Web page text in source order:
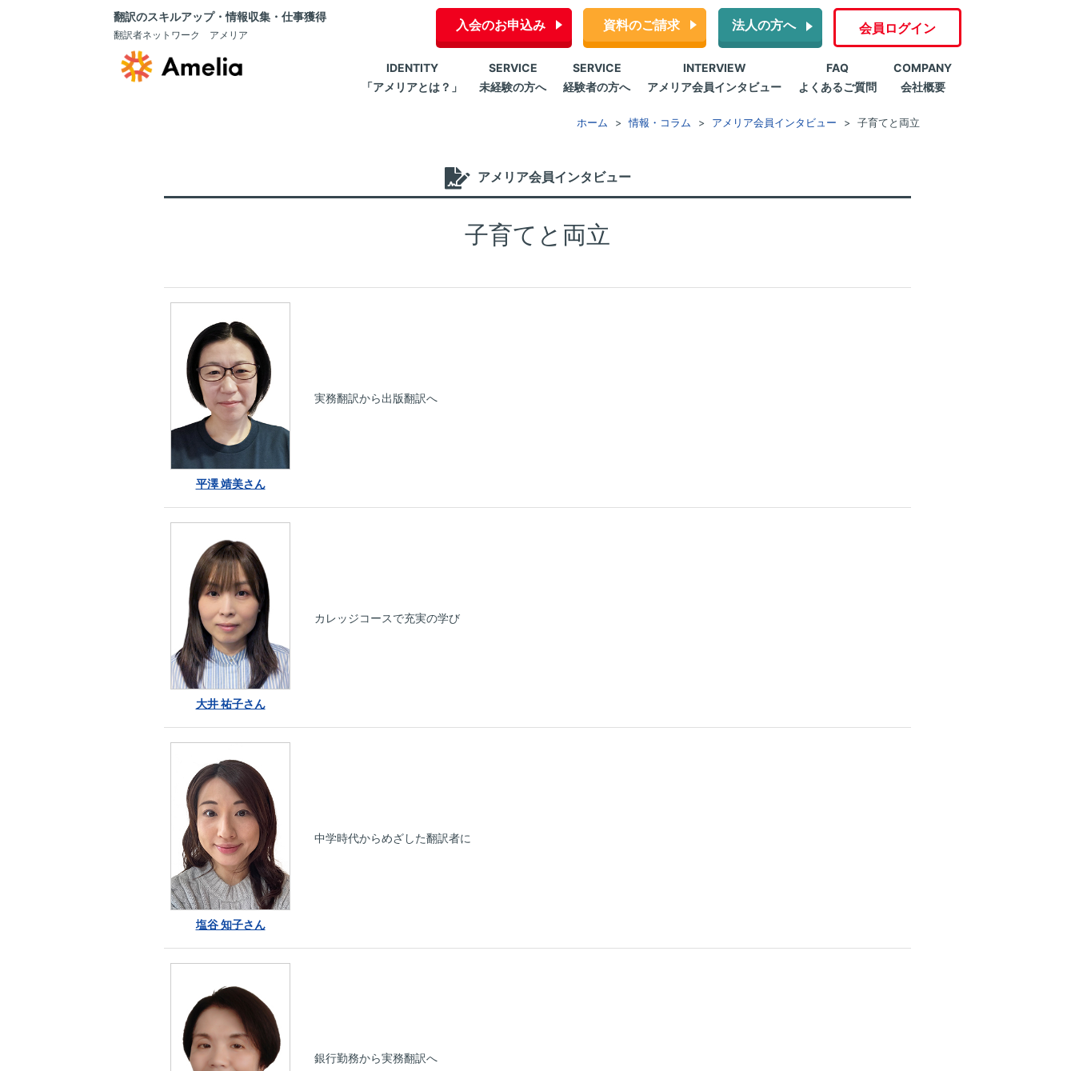
翻訳のスキルアップ・情報収集・仕事獲得
翻訳者ネットワーク アメリア
入会のお申込み 資料のご請求 法人の方へ 会員ログイン
IDENTITY
「アメリアとは？」
SERVICE
未経験の方へ
SERVICE
経験者の方へ
INTERVIEW
アメリア会員インタビュー
FAQ
よくあるご質問
COMPANY
会社概要
ホーム 情報・コラム アメリア会員インタビュー 子育てと両立
アメリア会員インタビュー
子育てと両立
平澤 靖美さん
実務翻訳から出版翻訳へ
大井 祐子さん
カレッジコースで充実の学び
塩谷 知子さん
中学時代からめざした翻訳者に
銀行勤務から実務翻訳へ